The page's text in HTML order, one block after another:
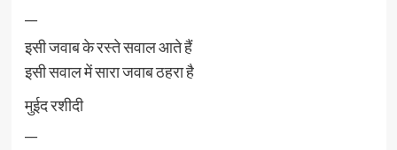
इसी जवाब के रस्ते सवाल आते हैं
इसी सवाल में सारा जवाब ठहरा है
मुईद रशीदी